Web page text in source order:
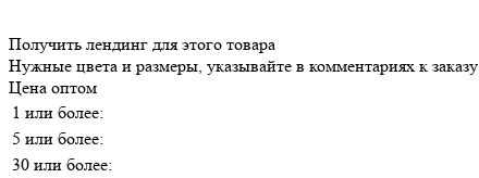
Получить лендинг для этого товара
Нужные цвета и размеры, указывайте в комментариях к заказу
Цена оптом
1 или более:
5 или более:
30 или более: